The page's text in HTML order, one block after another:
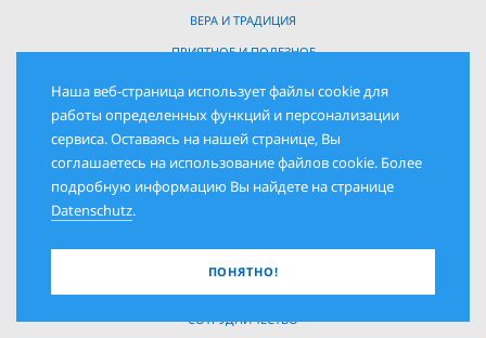
ВЕРА И ТРАДИЦИЯ
ПРИЯТНОЕ И ПОЛЕЗНОЕ
ЧИТАТЕЛИ И ПИСАТЕЛИ
СМЕХ И ГРЕХ
СЕРВИС
СОТРУДНИЧЕСТВО
Наша веб-страница использует файлы cookie для
работы определенных функций и персонализации
сервиса. Оставаясь на нашей странице, Вы
соглашаетесь на использование файлов cookie. Более
подробную информацию Вы найдете на странице
Datenschutz.
ПОНЯТНО!